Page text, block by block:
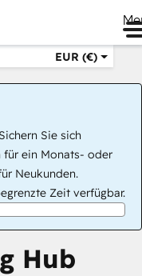
EUR (€)
Sie sich
für ein Monats- oder
Neukunden.
Zeit verfügbar.
Hub